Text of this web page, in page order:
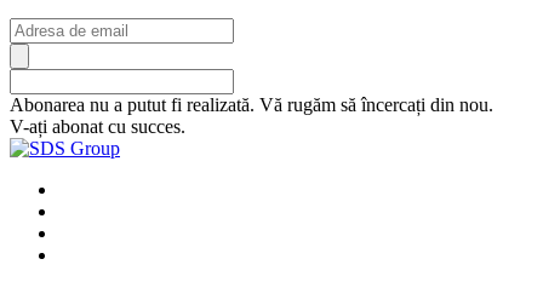
Abonarea nu a putut fi realizată. Vă rugăm să încercați din nou.
V-ați abonat cu succes.